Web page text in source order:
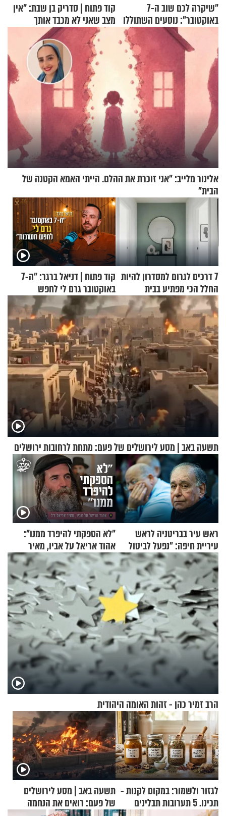
"שיקרה לכם שוב ה-7
באוקטובר": נוסעים השתוללו
בטיסה לפרנקפורט ונעצרו
לאחר שתקפו שוטרים
קוד פתוח | סדריק בן שבת: "אין
מצב שאני לא מכבד אותך
בבוקר בהנחת תפילין"
אלינור מלייב: "אני זוכרת את ההלם. הייתי האמא הקטנה של
הבית"
7 דרכים לגרום למסדרון להיות
החלל הכי מפתיע בבית
קוד פתוח | דניאל ברגר: "ה-7
באוקטובר גרם לי לחפש
תשובות"
תשעה באב | מסע לירושלים של פעם: מתחת לרחובות ירושלים
ראש עיר בבריטניה לראש
עיריית חיפה: ״נפעל לביטול
ברית הערים התאומות״
"לא הספקתי להיפרד ממנו":
אהוד אריאל על אביו, מאיר
אריאל ז"ל
הרב זמיר כהן - זהות האומה היהודית
לגזור ולשמור: במקום לקנות -
תכינו. 5 תערובות תבלינים
תשעה באב | מסע לירושלים
של פעם: רואים את הנחמה